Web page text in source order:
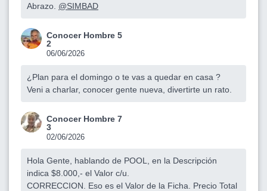
Abrazo. @SIMBAD
Conocer Hombre 5
2
06/06/2026
¿Plan para el domingo o te vas a quedar en casa ?
Veni a charlar, conocer gente nueva, divertirte un rato.
Conocer Hombre 7
3
02/06/2026
Hola Gente, hablando de POOL, en la Descripción
indica $8.000,- el Valor c/u.
CORRECCION. Eso es el Valor de la Ficha. Precio Total